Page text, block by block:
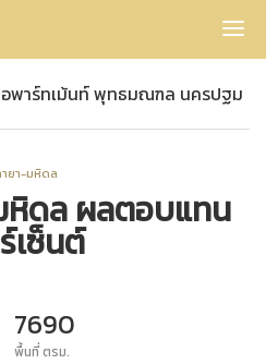
พาร์ทเม้นท์ พุทธมณฑล นครปฐม
ยา-มหิดล
หิดล ผลตอบแทน
เซ็นต์
7690
พื้นที่ ตรม.